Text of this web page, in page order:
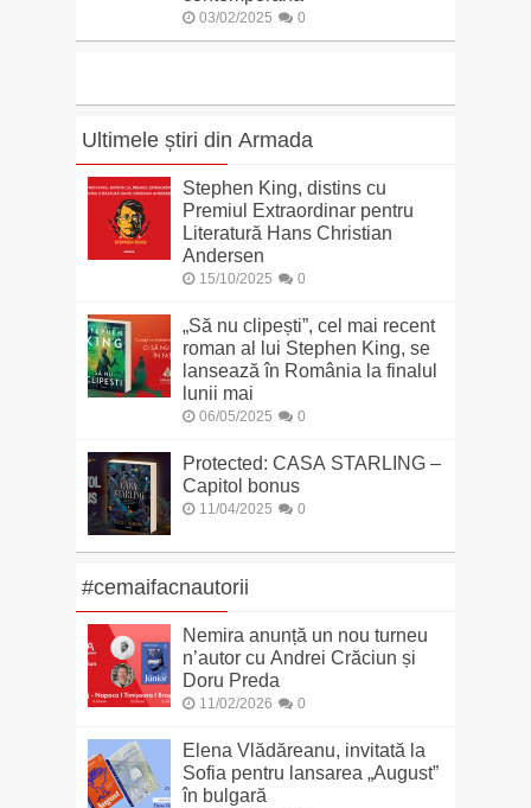
03/02/2025 0
Ultimele știri din Armada
Stephen King, distins cu
Premiul Extraordinar pentru
Literatură Hans Christian
Andersen
15/10/2025 0
„Să nu clipești”, cel mai recent
roman al lui Stephen King, se
lansează în România la finalul
lunii mai
06/05/2025 0
Protected: CASA STARLING –
Capitol bonus
11/04/2025 0
#cemaifacnautorii
Nemira anunță un nou turneu
n’autor cu Andrei Crăciun și
Doru Preda
11/02/2026 0
Elena Vlădăreanu, invitată la
Sofia pentru lansarea „August”
în bulgară